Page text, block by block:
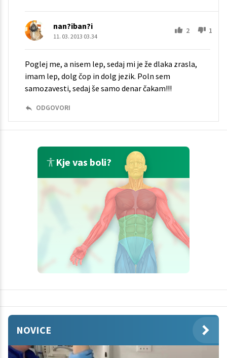
nan?iban?i
11. 03. 2013 03.34
2 1
Poglej me, a nisem lep, sedaj mi je že dlaka zrasla,
imam lep, dolg čop in dolg jezik. Poln sem
samozavesti, sedaj še samo denar čakam!!!
ODGOVORI
Kje vas boli?
NOVICE